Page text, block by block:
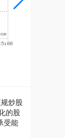
炒股
的股
受能